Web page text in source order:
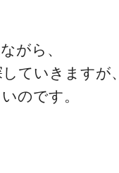
がら、
ていきますが、
のです。